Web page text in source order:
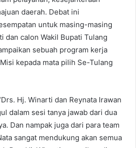
daerah. Debat ini
untuk masing-masing
dan calon Wakil Bupati Tulang
sebuah program kerja
kepada mata pilih Se-Tulang
Hj. Winarti dan Reynata Irawan
dalam sesi tanya jawab dari dua
Dan nampak juga dari para team
sangat mendukung akan semua